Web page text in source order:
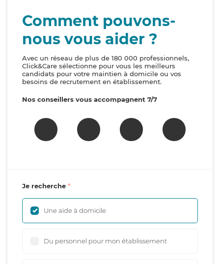
Comment pouvons-
nous vous aider ?
Avec un réseau de plus de 180 000 professionnels,
Click&Care sélectionne pour vous les meilleurs
candidats pour votre maintien à domicile ou vos
besoins de recrutement en établissement.
Nos conseillers vous accompagnent 7/7
Je recherche
Une aide à domicile
Du personnel pour mon établissement